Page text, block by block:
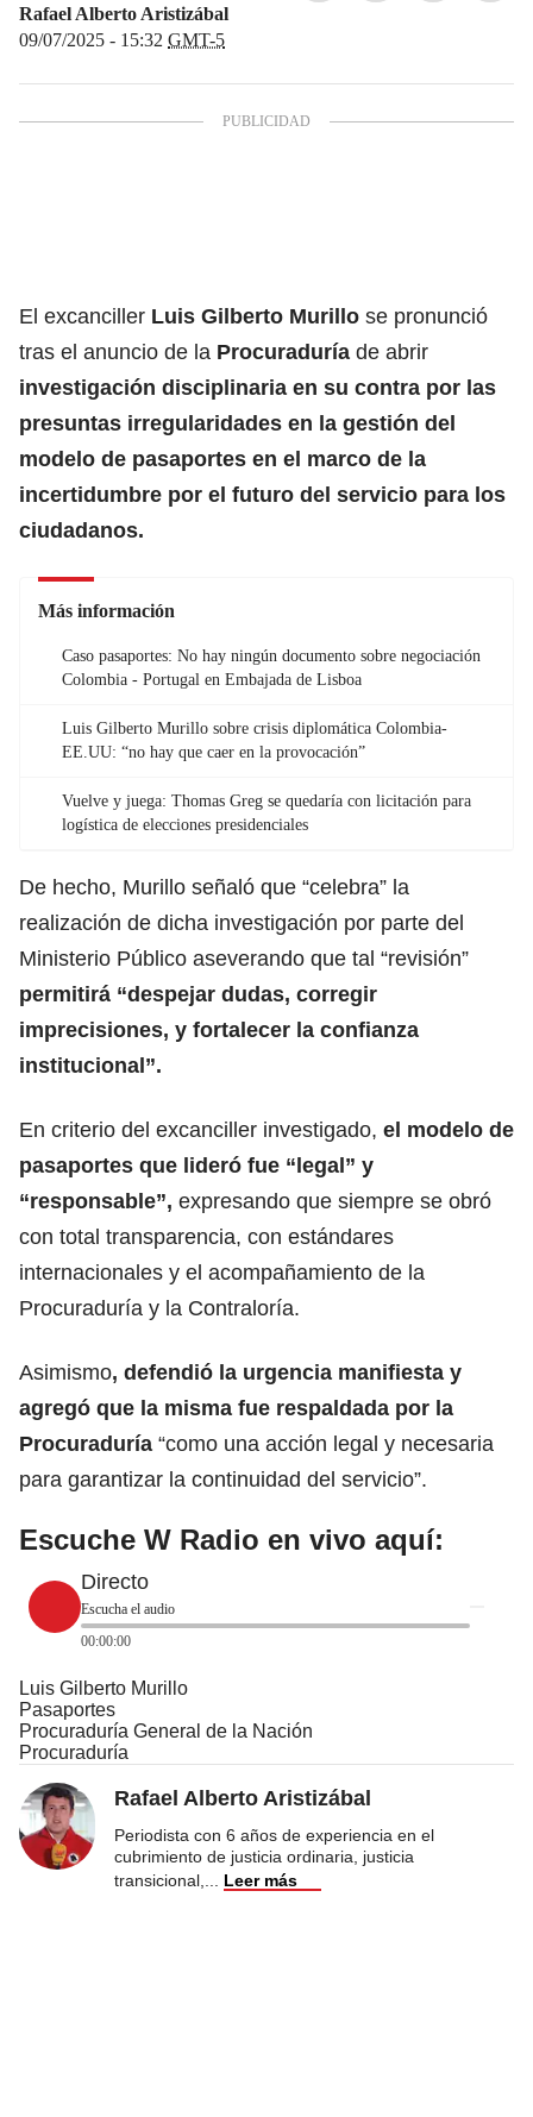
Rafael Alberto Aristizábal
09/07/2025 - 15:32 GMT-5
El excanciller Luis Gilberto Murillo se pronunció
tras el anuncio de la Procuraduría de abrir
investigación disciplinaria en su contra por las
presuntas irregularidades en la gestión del
modelo de pasaportes en el marco de la
incertidumbre por el futuro del servicio para los
ciudadanos.
Más información
Caso pasaportes: No hay ningún documento sobre negociación
Colombia - Portugal en Embajada de Lisboa
Luis Gilberto Murillo sobre crisis diplomática Colombia-
EE.UU: “no hay que caer en la provocación”
Vuelve y juega: Thomas Greg se quedaría con licitación para
logística de elecciones presidenciales
De hecho, Murillo señaló que “celebra” la
realización de dicha investigación por parte del
Ministerio Público aseverando que tal “revisión”
permitirá “despejar dudas, corregir
imprecisiones, y fortalecer la confianza
institucional”.
En criterio del excanciller investigado, el modelo de
pasaportes que lideró fue “legal” y
“responsable”, expresando que siempre se obró
con total transparencia, con estándares
internacionales y el acompañamiento de la
Procuraduría y la Contraloría.
Asimismo, defendió la urgencia manifiesta y
agregó que la misma fue respaldada por la
Procuraduría “como una acción legal y necesaria
para garantizar la continuidad del servicio”.
Escuche W Radio en vivo aquí:
Directo
Escucha el audio
00:00:00
Luis Gilberto Murillo
Pasaportes
Procuraduría General de la Nación
Procuraduría
Rafael Alberto Aristizábal
Periodista con 6 años de experiencia en el
cubrimiento de justicia ordinaria, justicia
transicional,
Leer más